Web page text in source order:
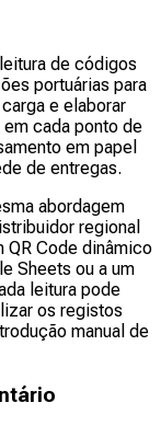
de códigos
portuárias para
e elaborar
cada ponto de
em papel
de entregas.
abordagem
regional
Code dinâmico
Sheets ou a um
leitura pode
os registos
manual de